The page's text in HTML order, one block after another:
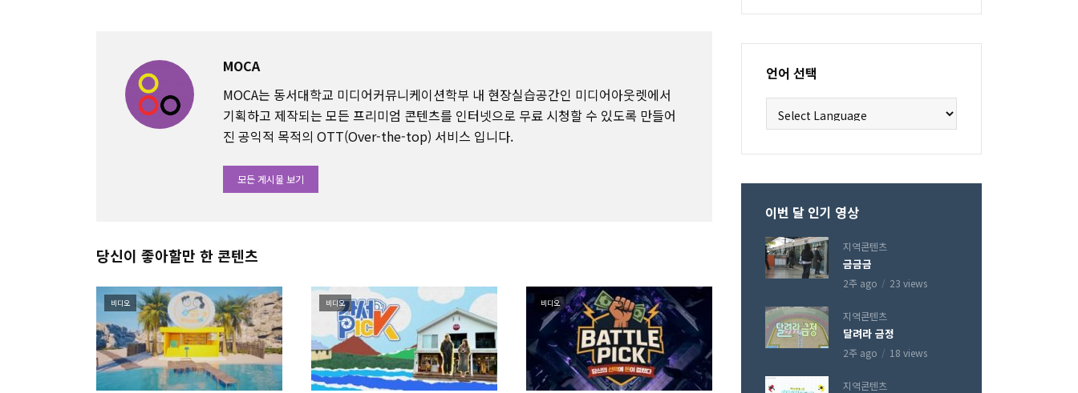
MOCA
MOCA는 동서대학교 미디어커뮤니케이션학부 내 현장실습공간인 미디어아웃렛에서
기획하고 제작되는 모든 프리미엄 콘텐츠를 인터넷으로 무료 시청할 수 있도록 만들어
진 공익적 목적의 OTT(Over-the-top) 서비스 입니다.
모든 게시물 보기
당신이 좋아할만 한 콘텐츠
비디오 비디오 비디오
언어 선택
이번 달 인기 영상
지역콘텐츠
금금금
2주 ago 23 views
지역콘텐츠
달려라 금정
2주 ago 18 views
지역콘텐츠